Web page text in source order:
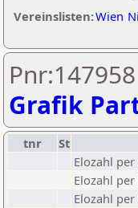
Vereinslisten:Wien
Grafik
tnr St
Elozahl per
Elozahl per
Elozahl per